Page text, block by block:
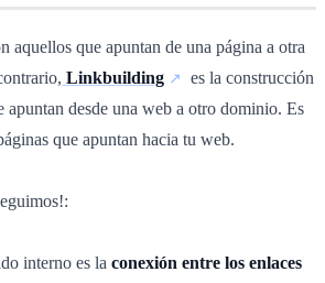
aquellos que apuntan de una página a otra
Linkbuilding
es la construcción
apuntan desde una web a otro dominio. Es
que apuntan hacia tu web.
interno es la conexión entre los enlaces